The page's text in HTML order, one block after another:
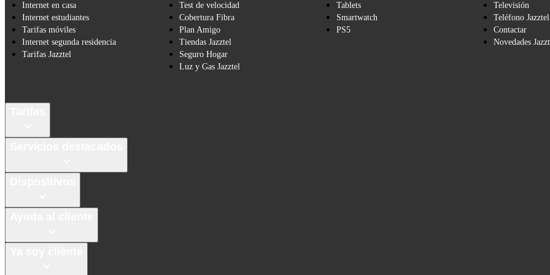
Internet en casa
Internet estudiantes
Tarifas móviles
Internet segunda residencia
Tarifas Jazztel
Test de velocidad
Cobertura Fibra
Plan Amigo
Tiendas Jazztel
Seguro Hogar
Luz y Gas Jazztel
Tablets
Smartwatch
PS5
Televisión
Teléfono Jazztel
Contactar
Novedades